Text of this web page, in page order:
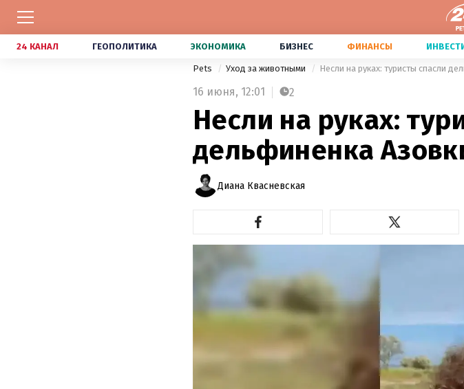
24 КАНАЛ ГЕОПОЛИТИКА ЭКОНОМИКА БИЗНЕС ФИНАНСЫ
Pets Уход за животными Несли на руках: туристы спасли
16 июня, 12:01 2
Несли на руках:
дельфиненка
Диана Квасневская